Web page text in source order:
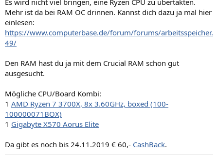
Mehr ist da bei RAM OC drinnen. Kannst dich dazu ja mal hier
einlesen:
https://www.computerbase.de/forum/forums/arbeitsspeicher.
49/
Den RAM hast du ja mit dem Crucial RAM schon gut
ausgesucht.
Mögliche CPU/Board Kombi:
1 AMD Ryzen 7 3700X, 8x 3.60GHz, boxed (100-
100000071BOX)
1 Gigabyte X570 Aorus Elite
Da gibt es noch bis 24.11.2019 € 60,- CashBack.